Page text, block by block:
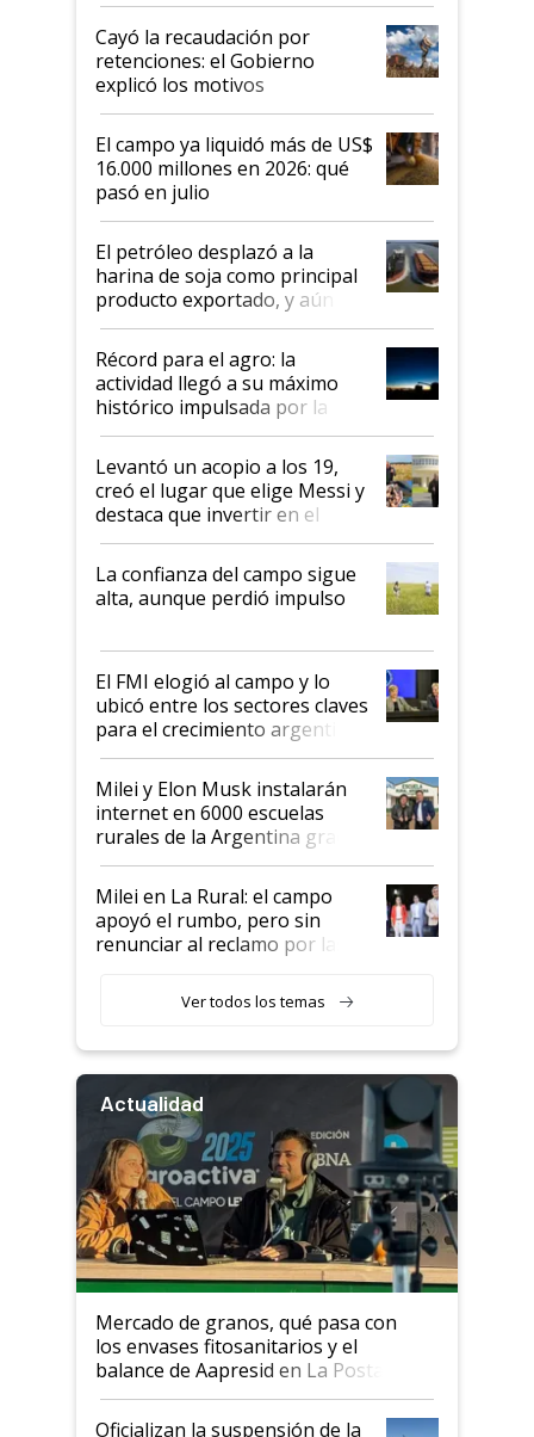
habló del financiamiento al IPCVA
Cayó la recaudación por
retenciones: el Gobierno
explicó los motivos
El campo ya liquidó más de US$
16.000 millones en 2026: qué
pasó en julio
El petróleo desplazó a la
harina de soja como principal
producto exportado, y aún así
el agro aportó casi seis de cada
diez dólares y sostuvo el
liderazgo en un semestre
récord
Récord para el agro: la
actividad llegó a su máximo
histórico impulsada por la
cosecha y las exportaciones
Levantó un acopio a los 19,
creó el lugar que elige Messi y
destaca que invertir en el
kirchnerismo era como "darle
plata a un hijo para droga":
Juan Félix Rossetti, el libertario
que de una dura crisis salió
de Milei
La confianza del campo sigue
alta, aunque perdió impulso
El FMI elogió al campo y lo
ubicó entre los sectores claves
para el crecimiento argentino
Milei y Elon Musk instalarán
internet en 6000 escuelas
rurales de la Argentina gracias
a un acuerdo con Starlink
Milei en La Rural: el campo
apoyó el rumbo, pero sin
renunciar al reclamo por las
Ver todos los temas
Actualidad
Mercado de granos, qué pasa con
los envases fitosanitarios y el
balance de Aapresid en La Posta
Oficializan la suspensión de la